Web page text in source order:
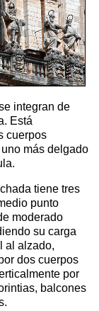
integran de
Está
cuerpos
más delgado
tiene tres
punto
moderado
su carga
al alzado,
dos cuerpos
por
balcones